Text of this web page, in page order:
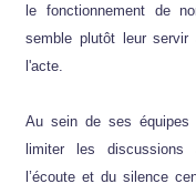
le fonctionnement de
semble plutôt leur
l'acte.
Au sein de ses équipes
limiter les discussions
l’écoute et du silence